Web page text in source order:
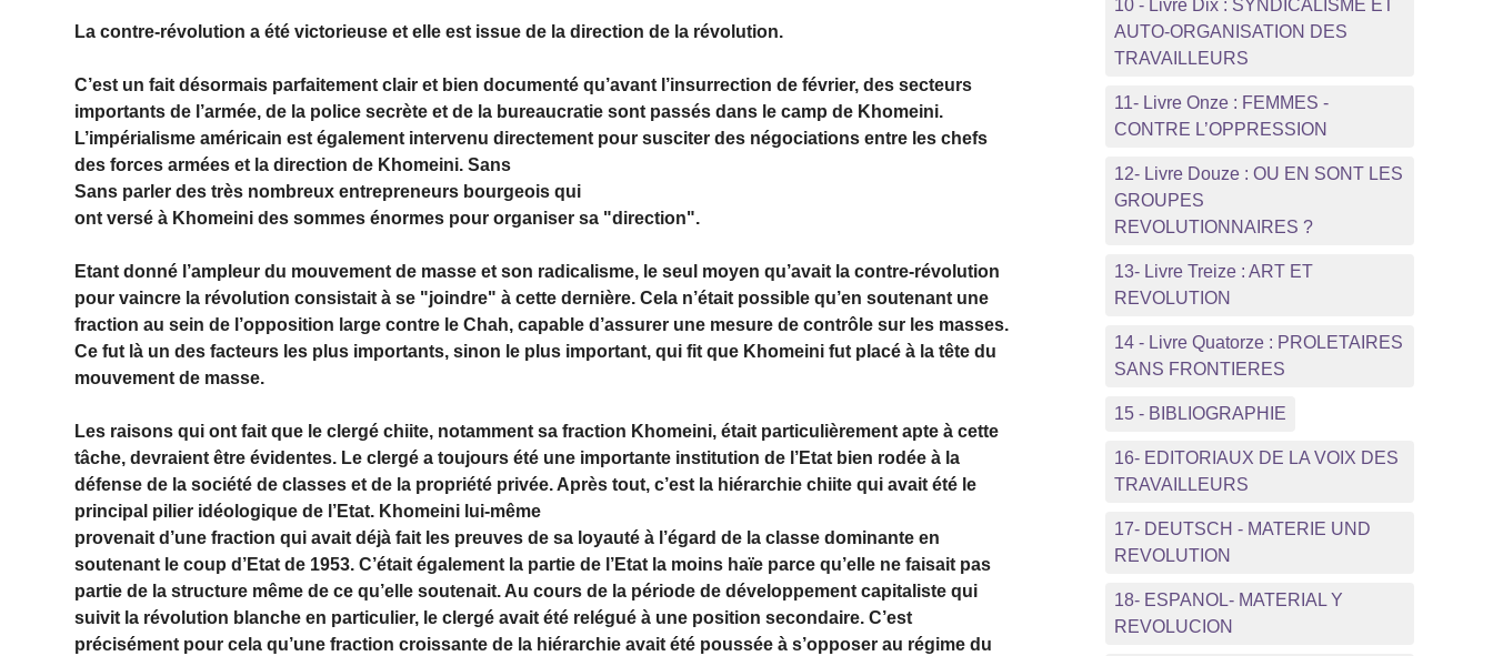
La contre-révolution a été victorieuse et elle est issue de la direction de la révolution.
C’est un fait désormais parfaitement clair et bien documenté qu’avant l’insurrection de février, des secteurs
importants de l’armée, de la police secrète et de la bureaucratie sont passés dans le camp de Khomeini.
L’impérialisme américain est également intervenu directement pour susciter des négociations entre les chefs
des forces armées et la direction de Khomeini. Sans
Sans parler des très nombreux entrepreneurs bourgeois qui
ont versé à Khomeini des sommes énormes pour organiser sa "direction".
Etant donné l’ampleur du mouvement de masse et son radicalisme, le seul moyen qu’avait la contre-révolution
pour vaincre la révolution consistait à se "joindre" à cette dernière. Cela n’était possible qu’en soutenant une
fraction au sein de l’opposition large contre le Chah, capable d’assurer une mesure de contrôle sur les masses.
Ce fut là un des facteurs les plus importants, sinon le plus important, qui fit que Khomeini fut placé à la tête du
mouvement de masse.
Les raisons qui ont fait que le clergé chiite, notamment sa fraction Khomeini, était particu­lièrement apte à cette
tâche, devraient être évidentes. Le clergé a toujours été une importante institution de l’Etat bien rodée à la
défense de la société de classes et de la propriété privée. Après tout, c’est la hiérarchie chiite qui avait été le
principal pilier idéologique de l’Etat. Khomeini lui-même
provenait d’une fraction qui avait déjà fait les preuves de sa loyauté à l’égard de la classe dominante en
soutenant le coup d’Etat de 1953. C’était également la partie de l’Etat la moins haïe parce qu’elle ne faisait pas
partie de la structure même de ce qu’elle soutenait. Au cours de la période de développement capitaliste qui
suivit la révolution blanche en particulier, le clergé avait été relégué à une position secondaire. C’est
précisément pour cela qu’une fraction croissante de la hiérarchie avait été poussée à s’opposer au régime du
10 - Livre Dix : SYNDICALISME ET
AUTO-ORGANISATION DES
TRAVAILLEURS
11- Livre Onze : FEMMES -
CONTRE L’OPPRESSION
12- Livre Douze : OU EN SONT LES
GROUPES
REVOLUTIONNAIRES ?
13- Livre Treize : ART ET
REVOLUTION
14 - Livre Quatorze : PROLETAIRES
SANS FRONTIERES
15 - BIBLIOGRAPHIE
16- EDITORIAUX DE LA VOIX DES
TRAVAILLEURS
17- DEUTSCH - MATERIE UND
REVOLUTION
18- ESPANOL- MATERIAL Y
REVOLUCION